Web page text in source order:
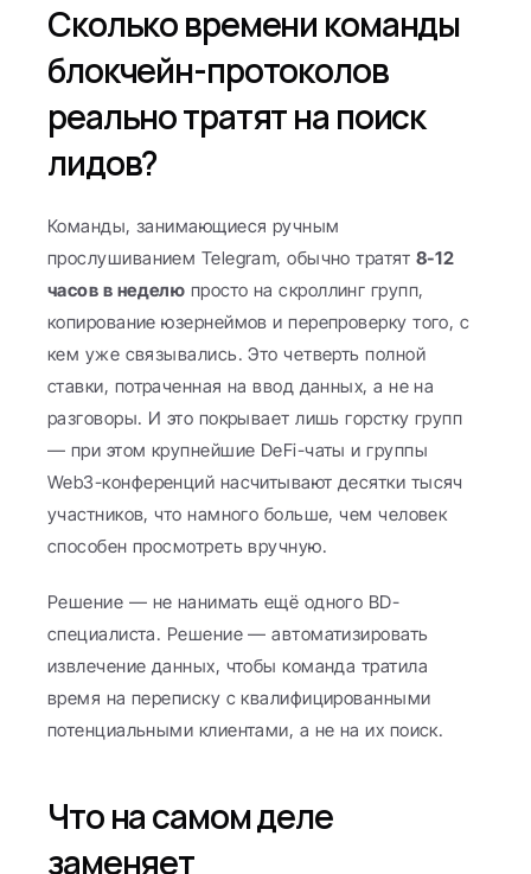
Сколько времени команды
блокчейн-протоколов
реально тратят на поиск
лидов?
Команды, занимающиеся ручным
прослушиванием Telegram, обычно тратят 8-12
часов в неделю просто на скроллинг групп,
копирование юзернеймов и перепроверку того, с
кем уже связывались. Это четверть полной
ставки, потраченная на ввод данных, а не на
разговоры. И это покрывает лишь горстку групп
— при этом крупнейшие DeFi-чаты и группы
Web3-конференций насчитывают десятки тысяч
участников, что намного больше, чем человек
способен просмотреть вручную.
Решение — не нанимать ещё одного BD-
специалиста. Решение — автоматизировать
извлечение данных, чтобы команда тратила
время на переписку с квалифицированными
потенциальными клиентами, а не на их поиск.
Что на самом деле
заменяет